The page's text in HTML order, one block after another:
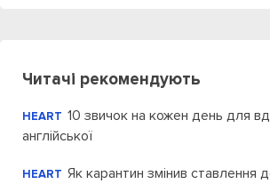
Читачі рекомендують
HEART 10 звичок на кожен день для
англійської
HEART Як карантин змінив ставлення